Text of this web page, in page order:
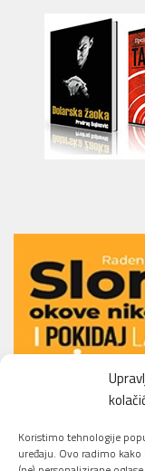
Koristimo tehnologije
uređaju. Ovo radimo